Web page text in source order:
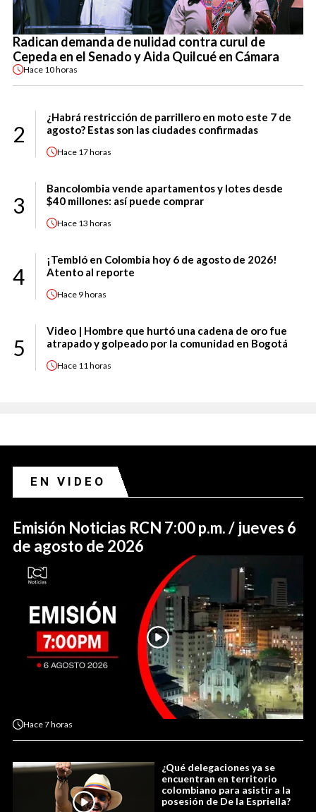
Radican demanda de nulidad contra curul de
Cepeda en el Senado y Aida Quilcué en Cámara
Hace 10 horas
2
¿Habrá restricción de parrillero en moto este 7 de
agosto? Estas son las ciudades confirmadas
Hace 17 horas
3
Bancolombia vende apartamentos y lotes desde
$40 millones: así puede comprar
Hace 13 horas
4
¡Tembló en Colombia hoy 6 de agosto de 2026!
Atento al reporte
Hace 9 horas
5
Video | Hombre que hurtó una cadena de oro fue
atrapado y golpeado por la comunidad en Bogotá
Hace 11 horas
EN VIDEO
Emisión Noticias RCN 7:00 p.m. / jueves 6
de agosto de 2026
Hace7 horas
¿Qué delegaciones ya se
encuentran en territorio
colombiano para asistir a la
posesión de De la Espriella?